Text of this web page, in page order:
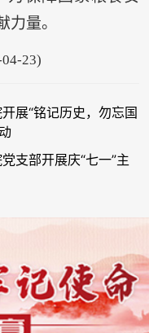
量。
23)
展“铭记历史，勿忘国
支部开展庆“七一”主